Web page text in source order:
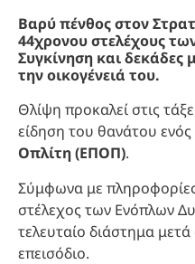
Βαρύ πένθος στον
44χρονου στελέχους
Συγκίνηση και δεκάδες
την οικογένειά του.
Θλίψη προκαλεί στις
είδηση του θανάτου ενός
Οπλίτη (ΕΠΟΠ).
Σύμφωνα με
στέλεχος των Ενόπλων
τελευταίο διάστημα
επεισόδιο.